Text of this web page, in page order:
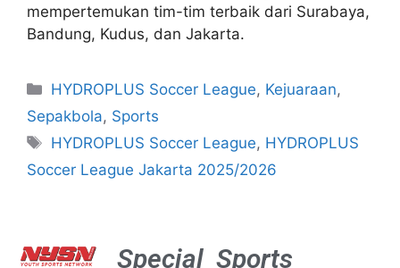
mempertemukan tim-tim terbaik dari Surabaya,
Bandung, Kudus, dan Jakarta.
HYDROPLUS Soccer League, Kejuaraan,
Sepakbola, Sports
HYDROPLUS Soccer League, HYDROPLUS
Soccer League Jakarta 2025/2026
Special Sports